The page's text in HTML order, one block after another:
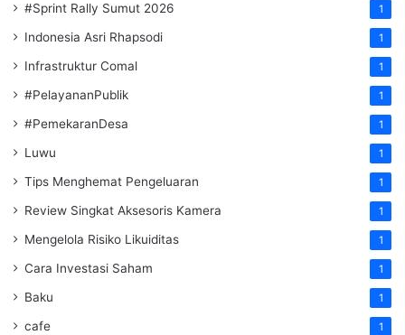
#Sprint Rally Sumut 2026 1
Indonesia Asri Rhapsodi 1
Infrastruktur Comal 1
#PelayananPublik 1
#PemekaranDesa 1
Luwu 1
Tips Menghemat Pengeluaran 1
Review Singkat Aksesoris Kamera 1
Mengelola Risiko Likuiditas 1
Cara Investasi Saham 1
Baku 1
cafe 1